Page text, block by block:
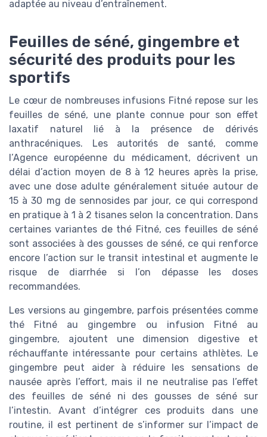
adaptée au niveau d’entraînement.
Feuilles de séné, gingembre et
sécurité des produits pour les
sportifs
Le cœur de nombreuses infusions Fitné repose sur les
feuilles de séné, une plante connue pour son effet
laxatif naturel lié à la présence de dérivés
anthracéniques. Les autorités de santé, comme
l’Agence européenne du médicament, décrivent un
délai d’action moyen de 8 à 12 heures après la prise,
avec une dose adulte généralement située autour de
15 à 30 mg de sennosides par jour, ce qui correspond
en pratique à 1 à 2 tisanes selon la concentration. Dans
certaines variantes de thé Fitné, ces feuilles de séné
sont associées à des gousses de séné, ce qui renforce
encore l’action sur le transit intestinal et augmente le
risque de diarrhée si l’on dépasse les doses
recommandées.
Les versions au gingembre, parfois présentées comme
thé Fitné au gingembre ou infusion Fitné au
gingembre, ajoutent une dimension digestive et
réchauffante intéressante pour certains athlètes. Le
gingembre peut aider à réduire les sensations de
nausée après l’effort, mais il ne neutralise pas l’effet
des feuilles de séné ni des gousses de séné sur
l’intestin. Avant d’intégrer ces produits dans une
routine, il est pertinent de s’informer sur l’impact de